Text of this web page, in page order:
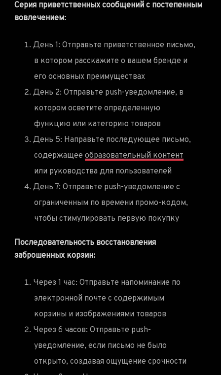
Серия приветственных сообщений с постепенным
вовлечением:
День 1: Отправьте приветственное письмо,
в котором расскажите о вашем бренде и
его основных преимуществах
День 2: Отправьте push-уведомление, в
котором осветите определенную
функцию или категорию товаров
День 5: Направьте последующее письмо,
содержащее образовательный контент
или руководства для пользователей
День 7: Отправьте push-уведомление с
ограниченным по времени промо-кодом,
чтобы стимулировать первую покупку
Последовательность восстановления
заброшенных корзин:
Через 1 час: Отправьте напоминание по
электронной почте с содержимым
корзины и изображениями товаров
Через 6 часов: Отправьте push-
уведомление, если письмо не было
открыто, создавая ощущение срочности